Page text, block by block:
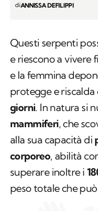
diANNISSA DEFILIPPI
Questi serpenti
e riescono a vivere
e la femmina
protegge e
giorni. In natura si
mammiferi, che
alla sua capacità di
corporeo, abilità
superare inoltre i
peso totale che